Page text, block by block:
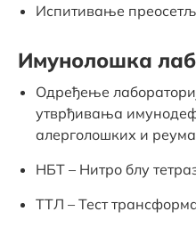
Испитивање
Имунолошка
Одређење
утврђивања
алерголошких и
НБТ – Нитро блу
ТТЛ – Тест